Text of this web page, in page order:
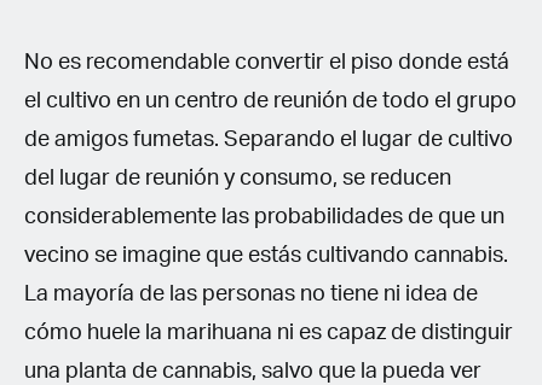
No es recomendable convertir el piso donde está
el cultivo en un centro de reunión de todo el grupo
de amigos fumetas. Separando el lugar de cultivo
del lugar de reunión y consumo, se reducen
considerablemente las probabilidades de que un
vecino se imagine que estás cultivando cannabis.
La mayoría de las personas no tiene ni idea de
cómo huele la marihuana ni es capaz de distinguir
una planta de cannabis, salvo que la pueda ver